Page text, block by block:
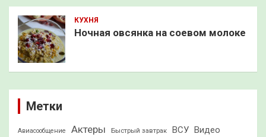
КУХНЯ
Ночная овсянка на соевом молоке
Метки
Авиасообщение Актеры Быстрый завтрак ВСУ
Видео